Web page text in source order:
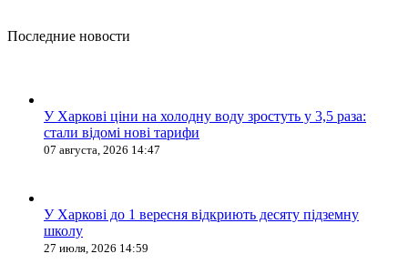
Последние новости
У Харкові ціни на холодну воду зростуть у 3,5 раза:
стали відомі нові тарифи
07 августа, 2026 14:47
У Харкові до 1 вересня відкриють десяту підземну
школу
27 июля, 2026 14:59